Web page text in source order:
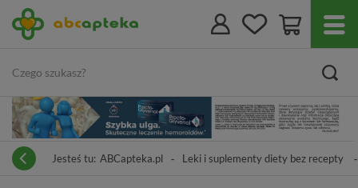
Jesteś tu: ABCapteka.pl Leki i suplementy diety bez recepty